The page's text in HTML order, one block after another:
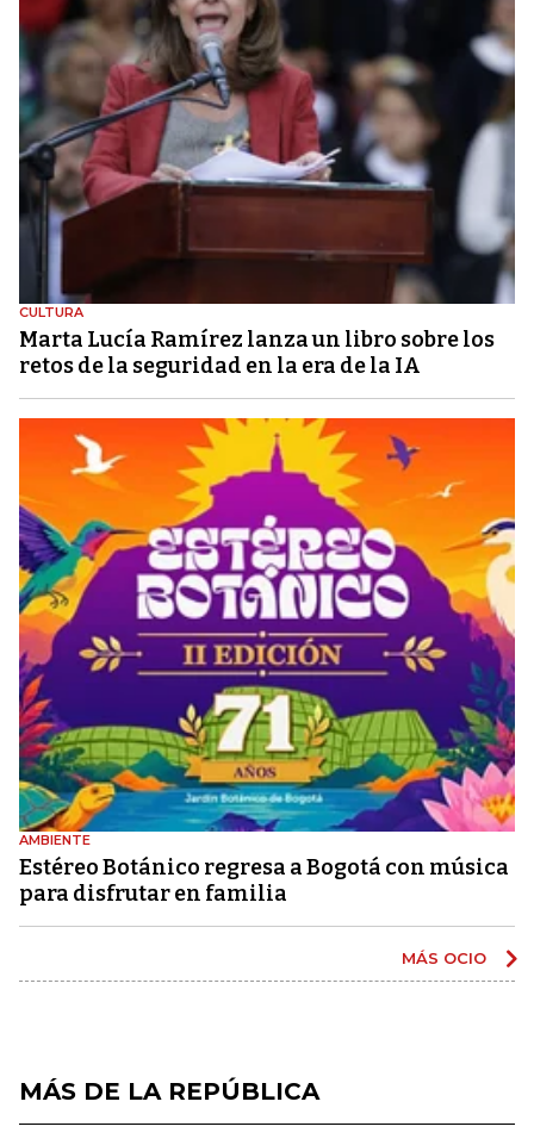
CULTURA
Marta Lucía Ramírez lanza un libro sobre los
retos de la seguridad en la era de la IA
AMBIENTE
Estéreo Botánico regresa a Bogotá con música
para disfrutar en familia
MÁS OCIO
MÁS DE LA REPÚBLICA